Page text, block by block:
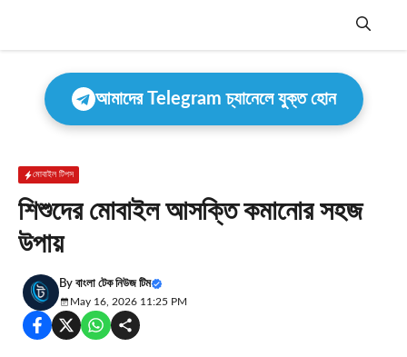
Menu
আমাদের Telegram চ্যানেলে যুক্ত হোন
মোবাইল টিপস
শিশুদের মোবাইল আসক্তি কমানোর সহজ
উপায়
By বাংলা টেক নিউজ টিম
May 16, 2026 11:25 PM